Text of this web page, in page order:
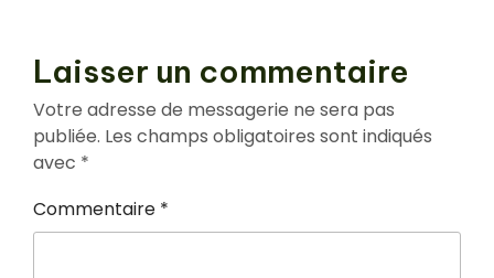
Laisser un commentaire
Votre adresse de messagerie ne sera pas
publiée. Les champs obligatoires sont indiqués
avec *
Commentaire *